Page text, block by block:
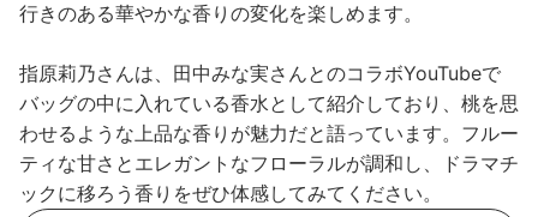
行きのある華やかな香りの変化を楽しめます。
指原莉乃さんは、田中みな実さんとのコラボYouTubeで
バッグの中に入れている香水として紹介しており、桃を思
わせるような上品な香りが魅力だと語っています。フルー
ティな甘さとエレガントなフローラルが調和し、ドラマチ
ックに移ろう香りをぜひ体感してみてください。